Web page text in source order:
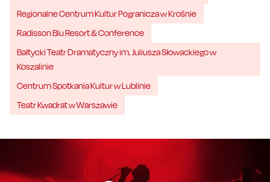
Regionalne Centrum Kultur Pogranicza w Krośnie
Radisson Blu Resort & Conference
Bałtycki Teatr Dramatyczny im. Juliusza Słowackiego w
Koszalinie
Centrum Spotkania Kultur w Lublinie
Teatr Kwadrat w Warszawie